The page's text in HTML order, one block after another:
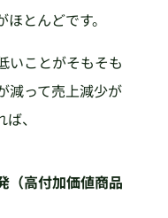
とんどです。
いことがそもそも
減って売上減少が
、
（高付加価値商品